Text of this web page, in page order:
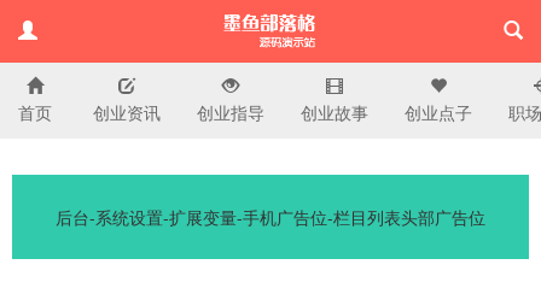
演示站
首页 创业资讯 创业指导 创业故事 创业点子 职
后台-系统设置-扩展变量-手机广告位-栏目列表头部广告位